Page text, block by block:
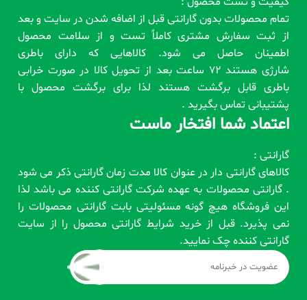
تمام محصولات بدون گارانتی قبل از اضافه شدن در سایت و بعد
از ثبت سفارش مشتری کاملاً تست و از سلامت محصول
اطمینان حاصل می شود. کالاهایی که دارای باطری
شارژی هستند 72 ساعت بعد از تحویل کالا در صورت خرابی
باطری قابل برگشت هستند لذا برای برگشت محصول با
پشتیبانی تماس بگیرید .
اعتماد شما افتخار ماست
گارانتی :
کالاهای گارانتی دار در عنوان کالا مدت زمان گارانتی ذکر می شود
. گارانتی محصولات به عهده شرکت گارانتی کننده می باشد لذا
این فروشگاه هیچ گونه مسئولیتی بابت گارانتی محصولات را
نمی پذیرد. قبل از خرید شرایط گارانتی محصول را از سایت
گارانتی کننده چک نمایید.